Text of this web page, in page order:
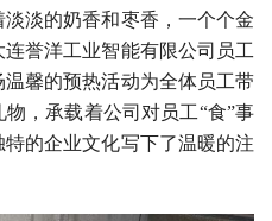
淡的奶香和枣香，一个个金
誉洋工业智能有限公司员工
馨的预热活动为全体员工带
，承载着公司对员工“食”事
的企业文化写下了温暖的注